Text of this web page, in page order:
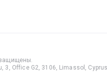
.
3, Office G2, 3106, Limassol,